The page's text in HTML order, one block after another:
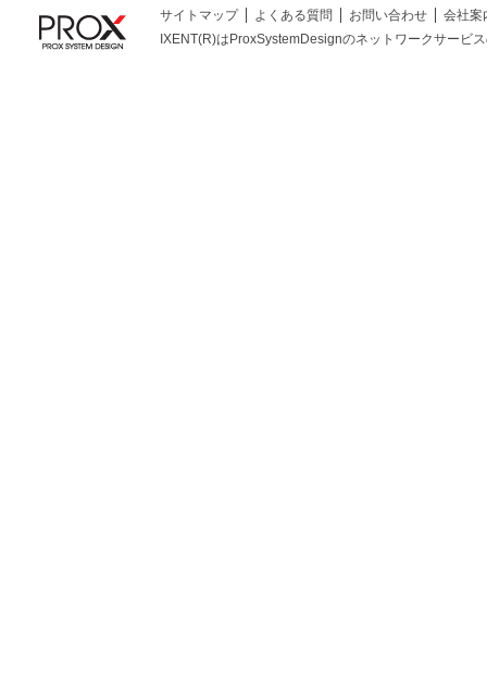
サイトマップ よくある質問 お問い合わせ
会社案
IXENT(R)はProxSystemDesignのネットワークサービ